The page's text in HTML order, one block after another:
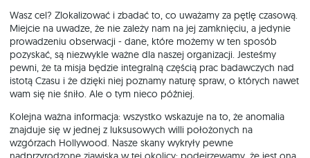
Wasz cel? Zlokalizować i zbadać to, co uważamy za pętlę czasową.
Miejcie na uwadze, że nie zależy nam na jej zamknięciu, a jedynie
prowadzeniu obserwacji - dane, które możemy w ten sposób
pozyskać, są niezwykle ważne dla naszej organizacji. Jesteśmy
pewni, że ta misja będzie integralną częścią prac badawczych nad
istotą Czasu i że dzięki niej poznamy naturę spraw, o których nawet
wam się nie śniło. Ale o tym nieco później.
Kolejna ważna informacja: wszystko wskazuje na to, że anomalia
znajduje się w jednej z luksusowych willi położonych na
wzgórzach Hollywood. Nasze skany wykryły pewne